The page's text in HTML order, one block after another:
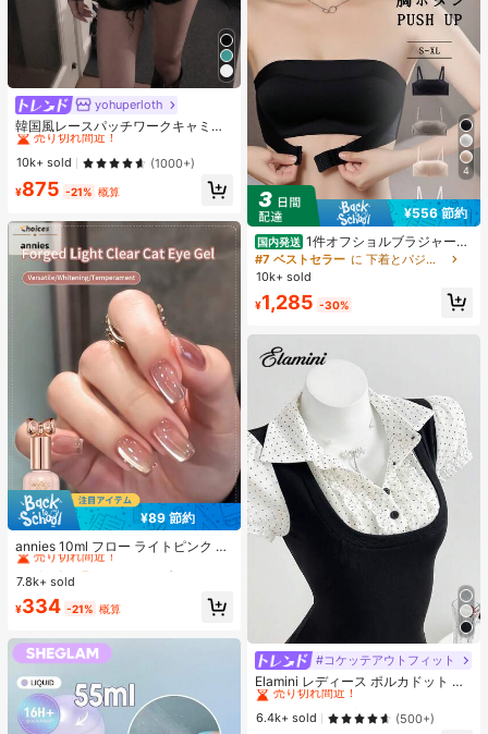
yohuperloth
韓国風レースパッチワークキャミソ
ールタンクトップ、Y2Kエステティ
ック、ストリートウェアカジュアル
サマー
#1 ベストセラー
売り切れ間近！
#1 ベストセラー
売り切れ間近！
#1 ベストセラー
売り切れ間近！
#1 ベストセラー
売り切れ間近！
10k+ sold (1000+)
¥875 -21% 概算
¥89 節約
annies 10ml フロー ライトピンク キ
ャットアイ ジェルネイルポリッシュ
ウルトラシャイン UVジェル ミラー
グラス キャットマグネットジェル ワ
ニス ネイルサプライ
#1 ベストセラー
に アニーズ ジェルネイルポリッシュ
売り切れ間近！
#1 ベストセラー
売り切れ間近！
#1 ベストセラー
売り切れ間近！
#1 ベストセラー
に アニーズ ジェルネイルポリッシュ
7.8k+ sold
¥334 -21% 概算
4
¥556 節約
国内発送 1件オフショルブラジャー、
小胸用アップチューブトップ、 オフ
ショルインナー 、脇高 谷間メイク下
ャー
#7 ベストセラー
に 下着とパジャマ
10k+ sold
¥1,285 -30%
#コケッテアウトフィット
Elamini レディース ポルカドット パ
ッチワーク レーストリム 配色 ウエ
スト ショートスリーブ トップス 夏
用
#2 ベストセラー
夜遊び 女性用ブラウス
売り切れ間近！
#2 ベストセラー
売り切れ間近！
#2 ベストセラー
売り切れ間近！
6.4k+ sold (500+)